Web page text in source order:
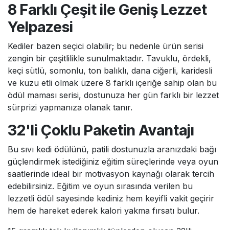
8 Farklı Çeşit ile Geniş Lezzet
Yelpazesi
Kediler bazen seçici olabilir; bu nedenle ürün serisi
zengin bir çeşitlilikle sunulmaktadır. Tavuklu, ördekli,
keçi sütlü, somonlu, ton balıklı, dana ciğerli, karidesli
ve kuzu etli olmak üzere 8 farklı içeriğe sahip olan bu
ödül maması serisi, dostunuza her gün farklı bir lezzet
sürprizi yapmanıza olanak tanır.
32'li Çoklu Paketin Avantajı
Bu sıvı kedi ödülünü, patili dostunuzla aranızdaki bağı
güçlendirmek istediğiniz eğitim süreçlerinde veya oyun
saatlerinde ideal bir motivasyon kaynağı olarak tercih
edebilirsiniz. Eğitim ve oyun sırasında verilen bu
lezzetli ödül sayesinde kediniz hem keyifli vakit geçirir
hem de hareket ederek kalori yakma fırsatı bulur.